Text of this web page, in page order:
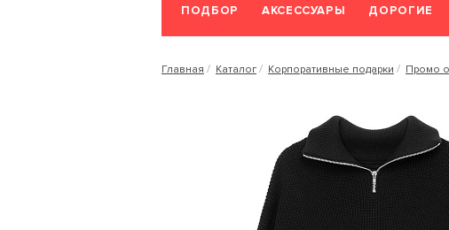
ПОДБОР АКСЕССУАРЫ ДОРОГИЕ
Главная Каталог Корпоративные подарки Промо